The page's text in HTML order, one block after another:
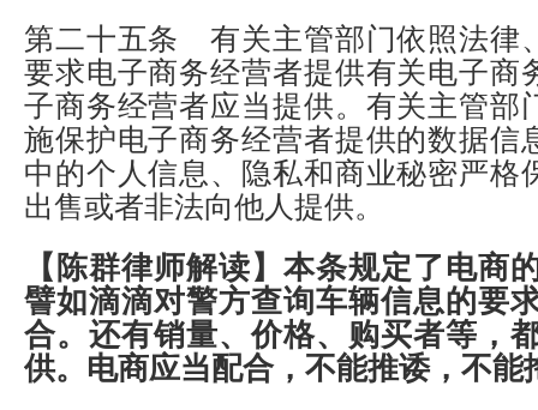
第二十五条 有关主管部门依照法律
要求电子商务经营者提供有关电子商
子商务经营者应当提供。有关主管部
施保护电子商务经营者提供的数据信
中的个人信息、隐私和商业秘密严格
出售或者非法向他人提供。
【陈群律师解读】 本条规定了电商
譬如滴滴对警方查询车辆信息的要
合。还有销量、价格、购买者等，
供。电商应当配合，不能推诿，不能